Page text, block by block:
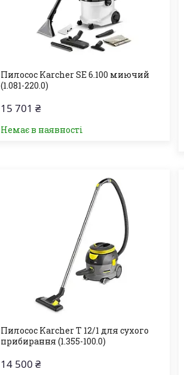
Пилосос Karcher SE 6.100 миючий
(1.081-220.0)
15 701 ₴
Немає в наявності
Пилосос Karcher T 12/1 для сухого
прибирання (1.355-100.0)
14 500 ₴